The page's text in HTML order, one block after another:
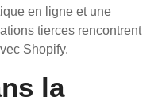
en ligne et une
tierces rencontrent
Shopify.
la